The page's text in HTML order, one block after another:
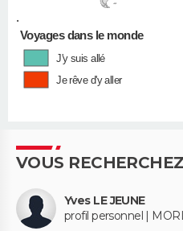
•
Voyages dans le monde
J'y suis allé
Je rêve d'y aller
VOUS
Yves LE JEUNE
profil personnel |